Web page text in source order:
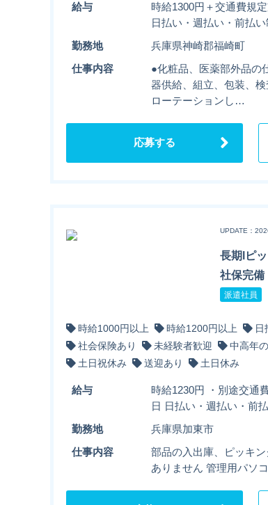
給与
時給1300円＋交通費規
日払い・週払い・前払
勤務地 兵庫県神崎郡福崎町
仕事内容
●化粧品、医薬部外品の
器供給、組立、包装、
ローテーションし…
応募する
UPDATE：
長期lピ
社保完
派遣社員
時給1000円以上 時給1200円以上 日
社会保険あり
未経験者歓迎 中高年
土日祝休み
送迎あり 土日休み
給与
時給1230円 ・別途交通
日 日払い・週払い・前
勤務地 兵庫県加東市
仕事内容
部品の入出庫、ピッキ
ありません 管理用パソ